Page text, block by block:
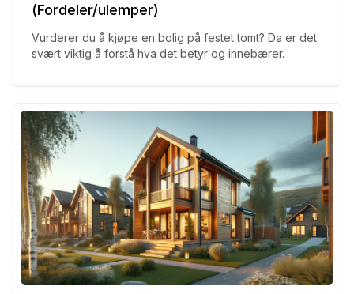
(Fordeler/ulemper)
Vurderer du å kjøpe en bolig på festet tomt? Da er det
svært viktig å forstå hva det betyr og innebærer.